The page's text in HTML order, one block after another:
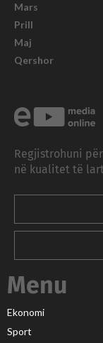
Mars
Prill
Maj
Qershor
Regjistrohuni
në kualitet të
Menu
Ekonomi
Sport